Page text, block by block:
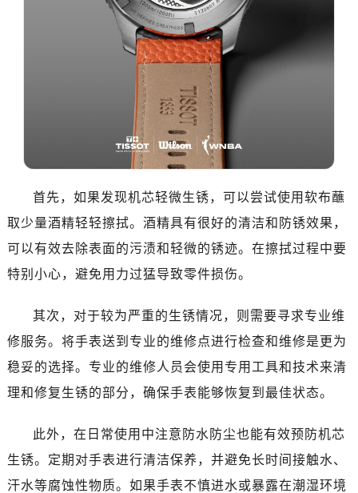
首先，如果发现机芯轻微生锈，可以尝试使用软布蘸
取少量酒精轻轻擦拭。酒精具有很好的清洁和防锈效果，
可以有效去除表面的污渍和轻微的锈迹。在擦拭过程中要
特别小心，避免用力过猛导致零件损伤。
其次，对于较为严重的生锈情况，则需要寻求专业维
修服务。将手表送到专业的维修点进行检查和维修是更为
稳妥的选择。专业的维修人员会使用专用工具和技术来清
理和修复生锈的部分，确保手表能够恢复到最佳状态。
此外，在日常使用中注意防水防尘也能有效预防机芯
生锈。定期对手表进行清洁保养，并避免长时间接触水、
汗水等腐蚀性物质。如果手表不慎进水或暴露在潮湿环境